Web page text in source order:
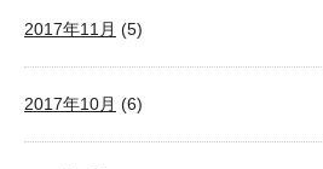
2017年11月 (5)
2017年10月 (6)